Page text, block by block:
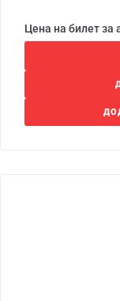
Цена на билет за